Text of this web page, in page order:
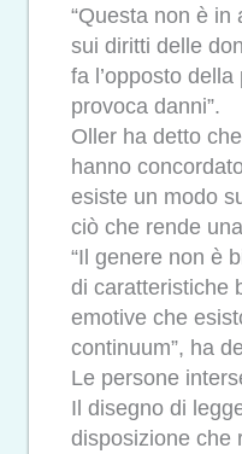
“Questa non è in
sui diritti delle
fa l’opposto
provoca danni”.
Oller ha detto
hanno
esiste un modo
ciò che rende
“Il genere non è
di caratteristiche
emotive che
continuum”, ha
Le persone
Il disegno di
disposizione che